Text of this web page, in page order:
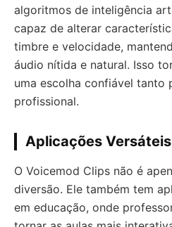
algoritmos de inteligência
capaz de alterar
timbre e velocidade,
áudio nítida e natural. Isso
uma escolha confiável tanto
profissional.
Aplicações Versáteis
O Voicemod Clips não é
diversão. Ele também tem
em educação, onde